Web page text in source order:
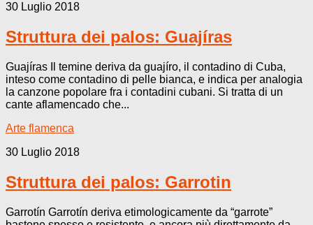
30 Luglio 2018
Struttura dei palos: Guajíras
Guajíras Il temine deriva da guajíro, il contadino di Cuba,
inteso come contadino di pelle bianca, e indica per analogia
la canzone popolare fra i contadini cubani. Si tratta di un
cante aflamencado che...
Arte flamenca
30 Luglio 2018
Struttura dei palos: Garrotin
Garrotín Garrotín deriva etimologicamente da “garrote”